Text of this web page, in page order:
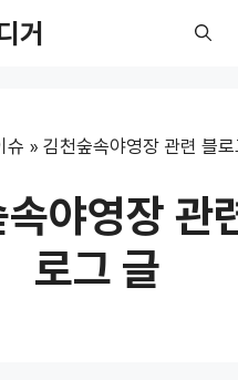
거
슈 » 김천숲속야영장 관련 블로
야영장 관
로그 글